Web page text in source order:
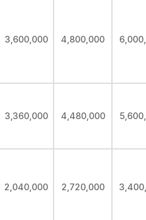
3,600,000 4,800,000
3,360,000 4,480,000
2,040,000 2,720,000